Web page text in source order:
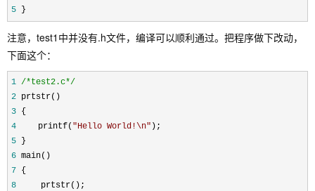
5 }
注意，test1中并没有.h文件，编译可以顺利通过。把程序做下改动，
下面这个：
1 /*test2.c*/
2 prtstr()
3 {
4 printf( "Hello World!\n" );
5 }
6 main()
7 {
8
     prtstr();